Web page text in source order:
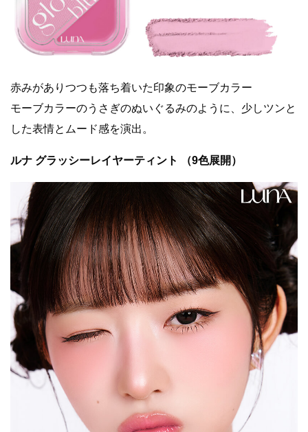
赤みがありつつも落ち着いた印象のモーブカラー
モーブカラーのうさぎのぬいぐるみのように、少しツンと
した表情とムード感を演出。
ルナ グラッシーレイヤーティント （9色展開）